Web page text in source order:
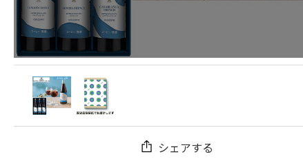
シェアする